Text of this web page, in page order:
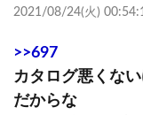
2021/08/24(火)
>>697
カタログ悪くな
だからな